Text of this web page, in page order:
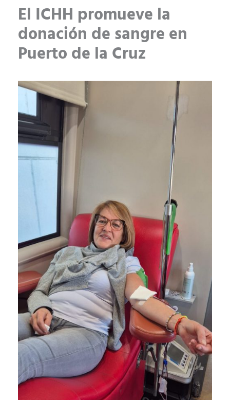
El ICHH promueve la
donación de sangre en
Puerto de la Cruz